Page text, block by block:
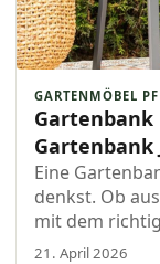
GARTENMÖBEL
Gartenbank
Gartenbank
Eine
denkst. Ob
mit dem
Top-Zustand.
21. April 2026